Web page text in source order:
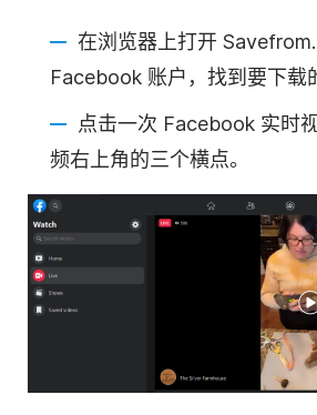
在浏览器上打开
Facebook 账户，找到要下载
点击一次 Facebook 实时
频右上角的三个横点。